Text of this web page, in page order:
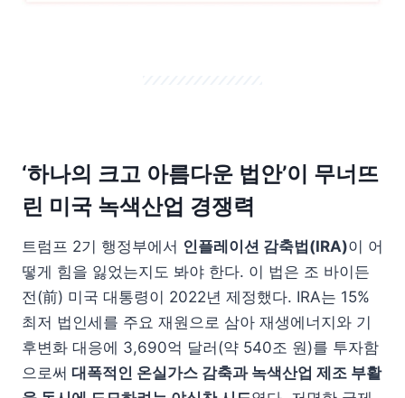
‘하나의 크고 아름다운 법안’이 무너뜨
린 미국 녹색산업 경쟁력
트럼프 2기 행정부에서 인플레이션 감축법(IRA)이 어
떻게 힘을 잃었는지도 봐야 한다. 이 법은 조 바이든
전(前) 미국 대통령이 2022년 제정했다. IRA는 15%
최저 법인세를 주요 재원으로 삼아 재생에너지와 기
후변화 대응에 3,690억 달러(약 540조 원)를 투자함
으로써 대폭적인 온실가스 감축과 녹색산업 제조 부활